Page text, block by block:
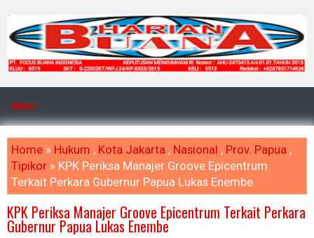
MENU
Home » Hukum , Kota Jakarta , Nasional , Prov. Papua ,
Tipikor » KPK Periksa Manajer Groove Epicentrum
Terkait Perkara Gubernur Papua Lukas Enembe
KPK Periksa Manajer Groove Epicentrum Terkait Perkara
Gubernur Papua Lukas Enembe